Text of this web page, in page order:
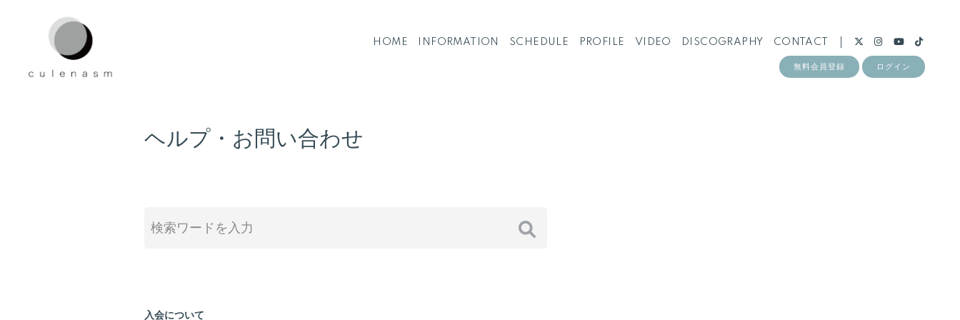
HOME INFORMATION SCHEDULE PROFILE VIDEO DISCOGRAPHY CONTACT
無料会員登録 ログイン
ヘルプ・お問い合わせ
入会について